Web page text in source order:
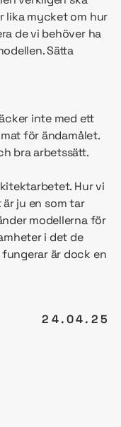
lika mycket om hur
de vi behöver ha
Sätta
inte med ett
för ändamålet.
bra arbetssätt.
Hur vi
ju en som tar
modellerna för
i det de
är dock en
24.04.25